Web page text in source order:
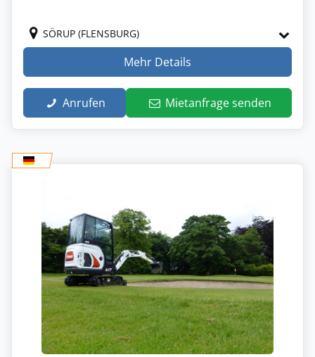
SÖRUP (FLENSBURG)
Mehr Details
Anrufen Mietanfrage senden